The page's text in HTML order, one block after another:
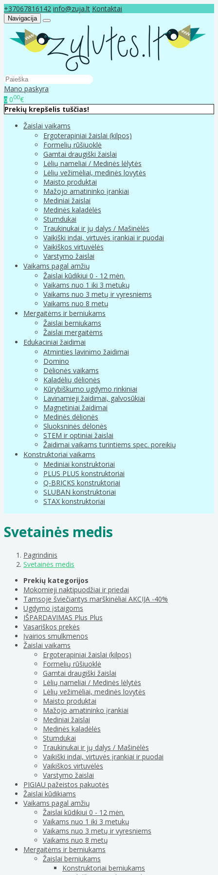
+37067816142 info@zuja.lt Kontaktai
Navigacija
Mano paskyra
0 000€
Prekių krepšelis tuščias!
Žaislai vaikams
Ergoterapiniai žaislai (kilpos)
Formelių rūšiuoklė
Gamtai draugiški žaislai
Lėlių nameliai / Medinės lėlytės
Lėlių vežimėliai, medinės lovytės
Maisto produktai
Mažojo amatininko įrankiai
Mediniai žaislai
Medinės kaladėlės
Stumdukai
Traukinukai ir jų dalys / Mašinėlės
Vaikiški indai, virtuvės įrankiai ir puodai
Vaikiškos virtuvėlės
Varstymo žaislai
Vaikams pagal amžių
Žaislai kūdikiui 0 - 12 mėn.
Vaikams nuo 1 iki 3 metukų
Vaikams nuo 3 metų ir vyresniems
Vaikams nuo 8 metų
Mergaitėms ir berniukams
Žaislai berniukams
Žaislai mergaitėms
Edukaciniai žaidimai
Atminties lavinimo žaidimai
Domino
Dėlionės vaikams
Kaladėlių dėlionės
Kūrybiškumo ugdymo rinkiniai
Lavinamieji žaidimai, galvosūkiai
Magnetiniai žaidimai
Medinės dėlionės
Sluoksninės dėlonės
STEM ir optiniai žaislai
Žaidimai vaikams turintiems spec. poreikių
Konstruktoriai vaikams
Mediniai konstruktoriai
PLUS PLUS konstruktoriai
Q-BRICKS konstruktoriai
SLUBAN konstruktoriai
STAX konstruktoriai
Svetainės medis
Pagrindinis
Svetainės medis
Prekių kategorijos
Mokomieji naktipuodžiai ir priedai
Tamsoje šviečiantys marškinėliai AKCIJA -40%
Ugdymo įstaigoms
IŠPARDAVIMAS Plus Plus
Vasariškos prekės
Įvairios smulkmenos
Žaislai vaikams
Ergoterapiniai žaislai (kilpos)
Formelių rūšiuoklė
Gamtai draugiški žaislai
Lėlių nameliai / Medinės lėlytės
Lėlių vežimėliai, medinės lovytės
Maisto produktai
Mažojo amatininko įrankiai
Mediniai žaislai
Medinės kaladėlės
Stumdukai
Traukinukai ir jų dalys / Mašinėlės
Vaikiški indai, virtuvės įrankiai ir puodai
Vaikiškos virtuvėlės
Varstymo žaislai
PIGIAU pažeistos pakuotės
Žaislai kūdikiams
Vaikams pagal amžių
Žaislai kūdikiui 0 - 12 mėn.
Vaikams nuo 1 iki 3 metukų
Vaikams nuo 3 metų ir vyresniems
Vaikams nuo 8 metų
Mergaitėms ir berniukams
Žaislai berniukams
Konstruktoriai berniukams